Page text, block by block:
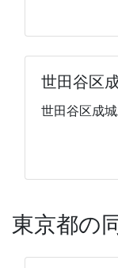
世田谷区
世田谷区成
東京都の